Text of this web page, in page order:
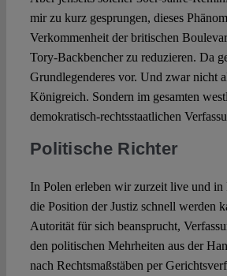
mir zu kurz gesprungen, dieses
Verkommenheit der britischen
Tory-Backbencher zu reduzieren. Da
Grundlegenderes vor. Und zwar nicht
Königreich. Sondern im gesamten
demokratisch-rechtsstaatlichen
Politische Richter
In Polen erleben wir zurzeit live und in
die Position der Justiz schnell werden
Autorität für sich beansprucht,
den politischen Mehrheiten aus der
nach Rechtsmaßstäben per